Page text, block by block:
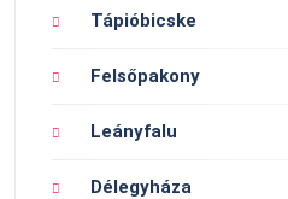
Tápióbicske
Felsőpakony
Leányfalu
Délegyháza